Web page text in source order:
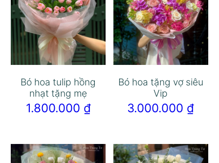
Bó hoa tulip hồng
nhạt tặng mẹ
1.800.000 ₫
Bó hoa tặng vợ siêu
Vip
3.000.000 ₫